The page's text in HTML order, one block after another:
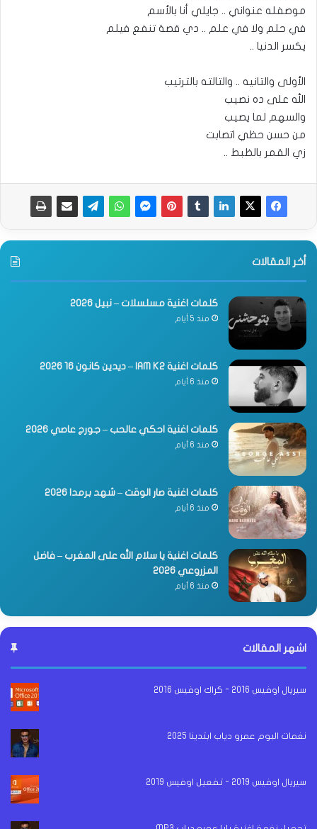
موصفله عنواني .. جايلي أنا بالأسم
في حلم ولا في علم .. دي قصة تنفع فيلم
يكسر الدنيا ..
الأولى والتانيه .. والتالته بالترتيب
الله على ده نصيب
والسهم لما يصيب
من حسن حظي اتصابت
زي القمر بالظبط ..
أخر المقالات
كلمات اغنية مسلسلات – نبيل 2026
منذ 5 أيام
كلمات اغنية IAM K2 – ديدين كانون 16 2026
منذ 6 أيام
كلمات اغنية احكي عالحب – جورج عاصي 2026
منذ 6 أيام
كلمات اغنية صار الوقت – شهد برمدا 2026
منذ 6 أيام
كلمات اغنية يا سلام الله على المغرب – فاضل
المزروعي 2026
منذ 6 أيام
اشهر المقالات
سيريال اوفيس 2016 - كراك اوفيس 2016
نغمات البوم عمرو دياب ابتدينا 2025
سيريال اوفيس 2019 - تفعيل اوفيس 2019